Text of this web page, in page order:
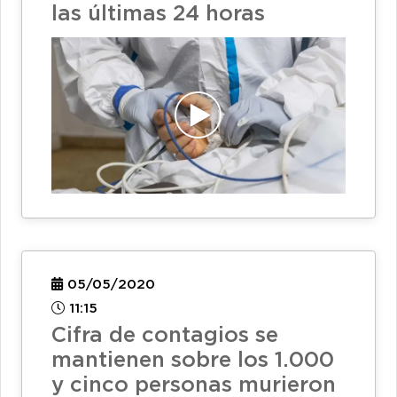
las últimas 24 horas
05/05/2020
11:15
Cifra de contagios se
mantienen sobre los 1.000
y cinco personas murieron